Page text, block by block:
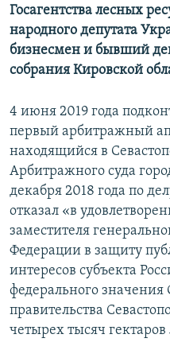
Госагентства лесных
народного депутата
бизнесмен и бывший
собрания Кировской
4 июня 2019 года
первый арбитражный
находящийся в
Арбитражного суда
декабря 2018 года по
отказал «в
заместителя
Федерации в защиту
интересов субъекта
федерального значения
правительства
четырех тысяч